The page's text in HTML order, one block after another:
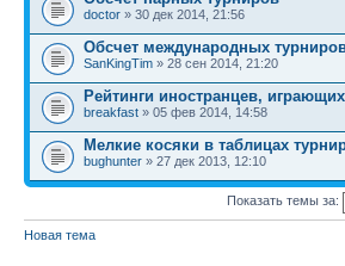
doctor » 30 дек 2014, 21:56
Обсчет международных
SanKingTim » 28 сен 2014, 21:20
Рейтинги иностранцев,
breakfast » 05 фев 2014, 14:58
Мелкие косяки в таблицах
bughunter » 27 дек 2013, 12:10
Показать темы за:
Новая тема